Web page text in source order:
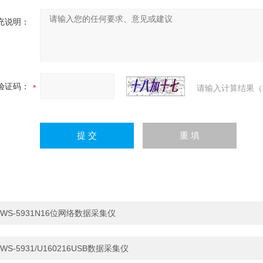
说明：
证码： 请输入计算结果
WS-5931N16位网络数据采集仪
WS-5931/U160216USB数据采集仪